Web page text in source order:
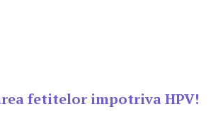
fetitelor impotriva HPV!